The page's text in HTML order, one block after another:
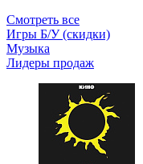
Смотреть все
Игры Б/У (скидки)
Музыка
Лидеры продаж